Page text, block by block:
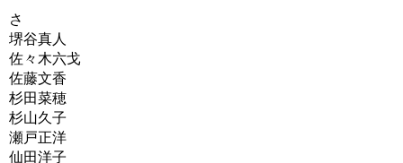
さ
堺谷真人
佐々木六戈
佐藤文香
杉田菜穂
杉山久子
瀬戸正洋
仙田洋子